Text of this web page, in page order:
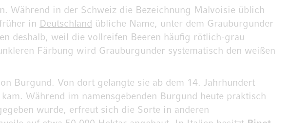
Während in der Schweiz die Bezeichnung Malvoisie üblich
in Deutschland übliche Name, unter dem Grauburgunder
deshalb, weil die vollreifen Beeren häufig rötlich-grau
Färbung wird Grauburgunder systematisch den weißen
Burgund. Von dort gelangte sie ab dem 14. Jahrhundert
Während im namensgebenden Burgund heute praktisch
wurde, erfreut sich die Sorte in anderen